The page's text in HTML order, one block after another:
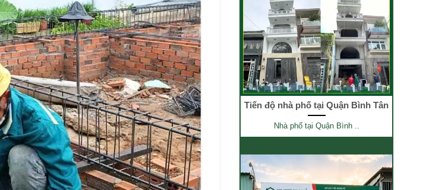
Tiến độ nhà phố tại Quận Bình Tân
Nhà phố tại Quận Bình ..